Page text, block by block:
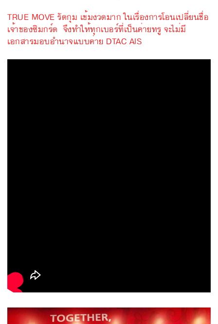
TRUE MOVE รัดกุม เข้มงวดมาก ในเรื่องการโอนเปลี่ยนชื่อ
เจ้าของซิมกร์ด จึงทำให้ทุกเบอร์ที่เป็นค่ายทรู จะไม่มี
เอกสารมอบอำนาจแบบค่าย DTAC AIS